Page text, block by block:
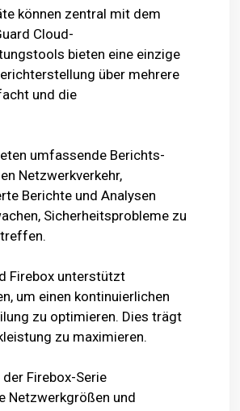
können zentral mit dem
Cloud-
bieten eine einzige
über mehrere
und die
umfassende Berichts-
Netzwerkverkehr,
Berichte und Analysen
Sicherheitsprobleme zu
Firebox unterstützt
um einen kontinuierlichen
zu optimieren. Dies trägt
zu maximieren.
Firebox-Serie
Netzwerkgrößen und